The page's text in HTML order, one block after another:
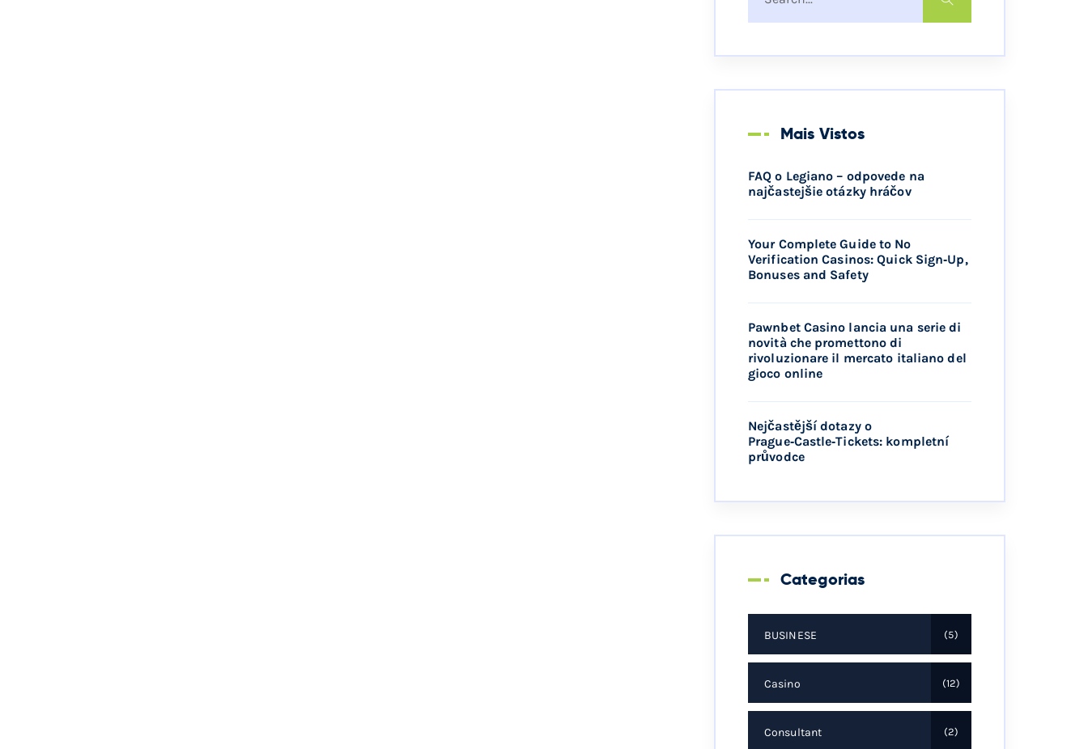
Mais Vistos
FAQ o Legiano – odpovede na
najčastejšie otázky hráčov
Your Complete Guide to No
Verification Casinos: Quick Sign‑Up,
Bonuses and Safety
Pawnbet Casino lancia una serie di
novità che promettono di
rivoluzionare il mercato italiano del
gioco online
Nejčastější dotazy o
Prague‑Castle‑Tickets: kompletní
průvodce
Categorias
BUSINESE 5
Casino 12
Consultant 2